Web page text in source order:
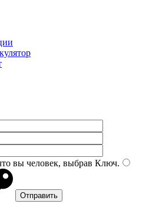
вы человек, выбрав Ключ.